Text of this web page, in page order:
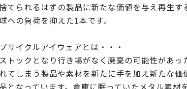
てられるはずの製品に新たな価値を与え再生
への負荷を抑えた1本です。
サイクルアイウェアとは・・・
トックとなり行き場がなく廃棄の可能性があ
てしまう製品や素材を新たに手を加え新たな
となっています。倉庫に眠っていたメタル素